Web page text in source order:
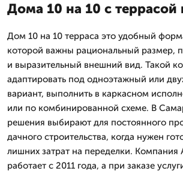
Дома 10 на 10 с террасой
Дом 10 на 10 терраса это удобный
которой важны рациональный размер,
и выразительный внешний вид. Такой
адаптировать под одноэтажный или
вариант, выполнить в каркасном
или по комбинированной схеме. В
решения выбирают для постоянного
дачного строительства, когда нужен
лишних затрат на переделки.
работает с 2011 года, а при заказе